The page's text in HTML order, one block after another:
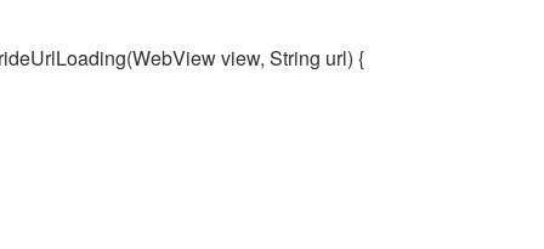
view, String url) {